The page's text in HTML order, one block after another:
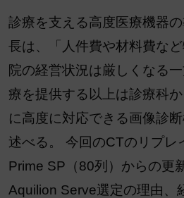
診療を支える高度医療機器
長は、「人件費や材料費な
院の経営状況は厳しくなる
療を提供する以上は診療科
に高度に対応できる画像診
述べる。 今回のCTのリプレ
Prime SP（80列）からの更
Aquilion Serve選定の理由、